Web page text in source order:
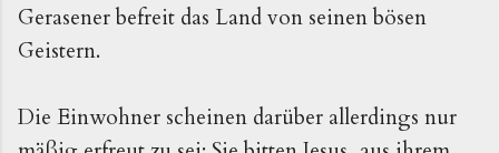
Gerasener befreit das Land von seinen bösen
Geistern.
Die Einwohner scheinen darüber allerdings nur